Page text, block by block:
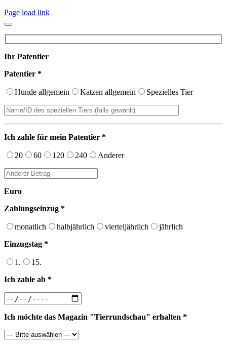
Page load link
Ihr Patentier
Patentier *
Hunde allgemein Katzen allgemein Spezielles Tier
Ich zahle für mein Patentier *
20 60 120 240 Anderer
Euro
Zahlungseinzug *
monatlich halbjährlich vierteljährlich
jährlich
Einzugstag *
1.
15.
Ich zahle ab *
Ich möchte das Magazin "Tierrundschau" erhalten *